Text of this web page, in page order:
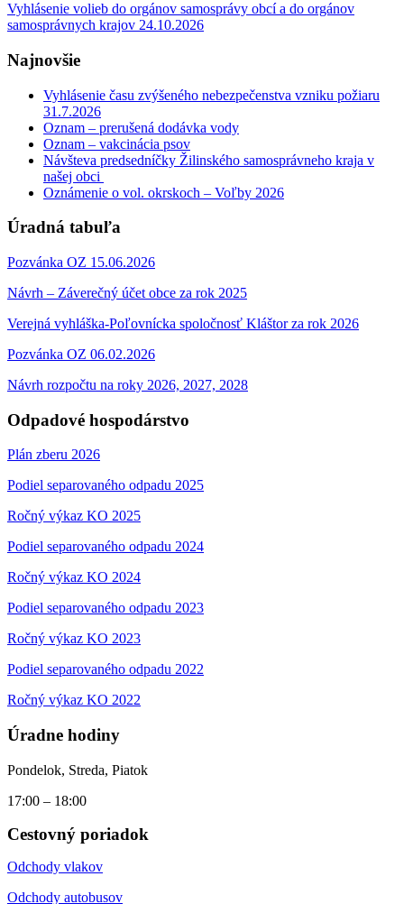
Vyhlásenie volieb do orgánov samosprávy obcí a do orgánov
samosprávnych krajov 24.10.2026
Najnovšie
Vyhlásenie času zvýšeného nebezpečenstva vzniku požiaru
31.7.2026
Oznam – prerušená dodávka vody
Oznam – vakcinácia psov
Návšteva predsedníčky Žilinského samosprávneho kraja v
našej obci
Oznámenie o vol. okrskoch – Voľby 2026
Úradná tabuľa
Pozvánka OZ 15.06.2026
Návrh – Záverečný účet obce za rok 2025
Verejná vyhláška-Poľovnícka spoločnosť Kláštor za rok 2026
Pozvánka OZ 06.02.2026
Návrh rozpočtu na roky 2026, 2027, 2028
Odpadové hospodárstvo
Plán zberu 2026
Podiel separovaného odpadu 2025
Ročný výkaz KO 2025
Podiel separovaného odpadu 2024
Ročný výkaz KO 2024
Podiel separovaného odpadu 2023
Ročný výkaz KO 2023
Podiel separovaného odpadu 2022
Ročný výkaz KO 2022
Úradne hodiny
Pondelok, Streda, Piatok
17:00 – 18:00
Cestovný poriadok
Odchody vlakov
Odchody autobusov